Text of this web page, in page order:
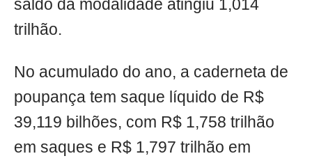
saldo da modalidade atingiu 1,014
trilhão.
No acumulado do ano, a caderneta de
poupança tem saque líquido de R$
39,119 bilhões, com R$ 1,758 trilhão
em saques e R$ 1,797 trilhão em